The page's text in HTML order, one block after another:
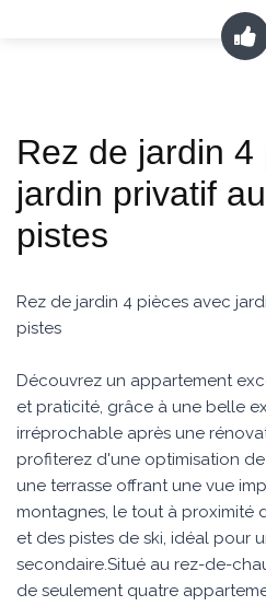
Rez de jardin 4
jardin privatif
pistes
Rez de jardin 4 pièces avec
pistes
Découvrez un appartement
et praticité, grâce à une belle
irréprochable après une
profiterez d'une optimisation
une terrasse offrant une vue
montagnes, le tout à proximité
et des pistes de ski, idéal pour
secondaire.Situé au rez-de-
de seulement quatre